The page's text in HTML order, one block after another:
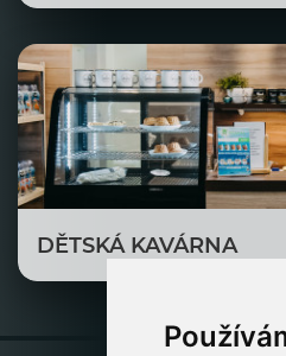
DĚTSKÁ KAVÁRNA